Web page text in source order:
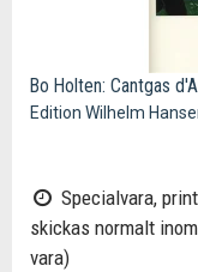
Bo Holten: Cantgas
Edition Wilhelm
Specialvara,
skickas normalt
vara)